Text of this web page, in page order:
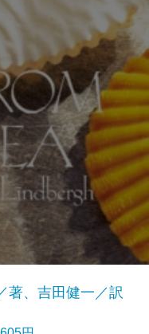
著、吉田健一／訳